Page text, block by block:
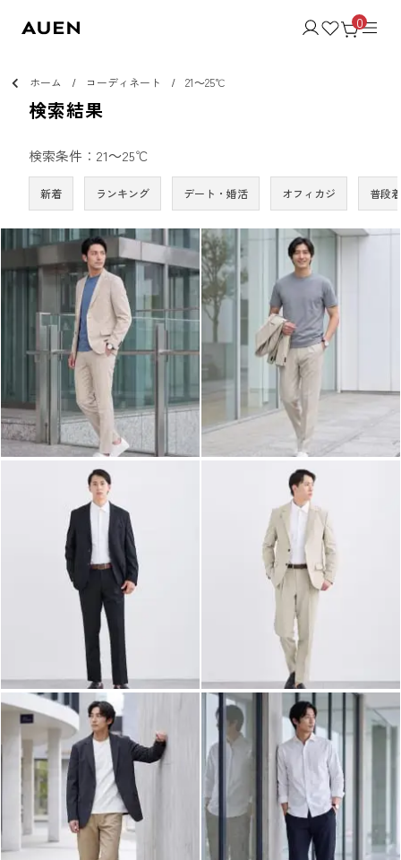
0
ホーム コーディネート 21～25℃
検索結果
検索条件：21～25℃
新着 ランキング デート・婚活 オフィカジ 普段